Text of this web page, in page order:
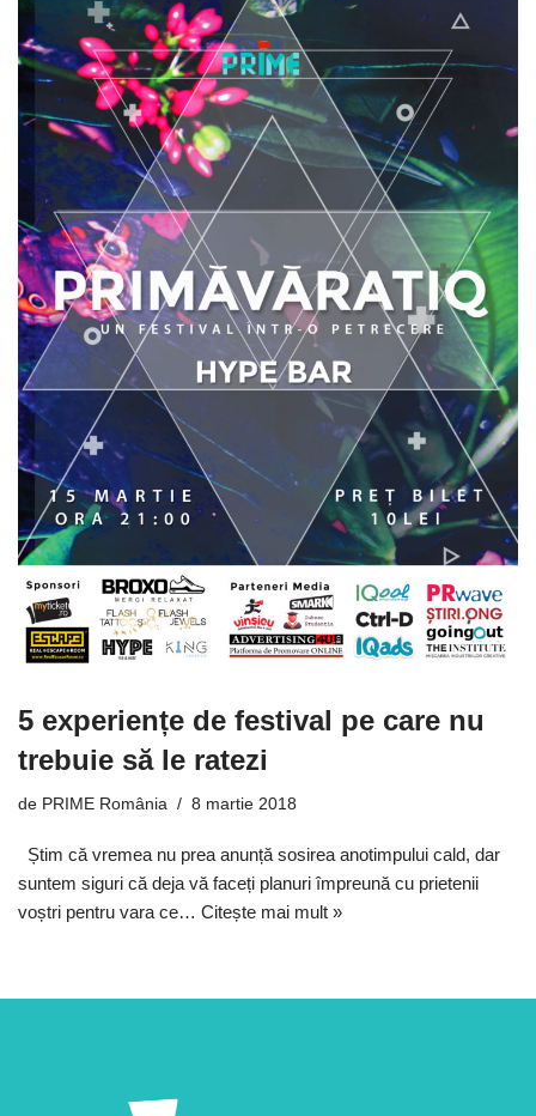
5 experiențe de festival pe care nu
trebuie să le ratezi
de PRIME România 8 martie 2018
Știm că vremea nu prea anunță sosirea anotimpului cald, dar
suntem siguri că deja vă faceți planuri împreună cu prietenii
voștri pentru vara ce… Citește mai mult »